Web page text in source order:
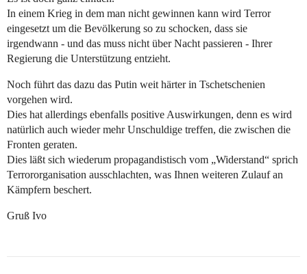
In einem Krieg in dem man nicht gewinnen kann wird Terror
eingesetzt um die Bevölkerung so zu schocken, dass sie
irgendwann - und das muss nicht über Nacht passieren - Ihrer
Regierung die Unterstützung entzieht.
Noch führt das dazu das Putin weit härter in Tschetschenien
vorgehen wird.
Dies hat allerdings ebenfalls positive Auswirkungen, denn es wird
natürlich auch wieder mehr Unschuldige treffen, die zwischen die
Fronten geraten.
Dies läßt sich wiederum propagandistisch vom „Widerstand“ sprich
Terrororganisation ausschlachten, was Ihnen weiteren Zulauf an
Kämpfern beschert.
Gruß Ivo